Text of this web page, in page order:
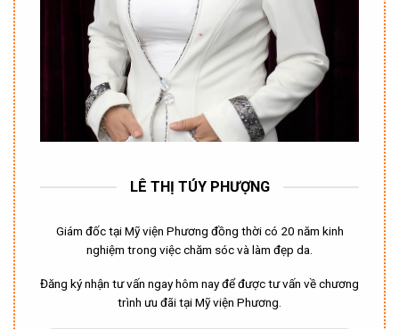
LÊ THỊ TÚY PHƯỢNG
Giám đốc tại Mỹ viện Phương đồng thời có 20 năm kinh
nghiệm trong việc chăm sóc và làm đẹp da.
Đăng ký nhận tư vấn ngay hôm nay để được tư vấn về chương
trình ưu đãi tại Mỹ viện Phương.